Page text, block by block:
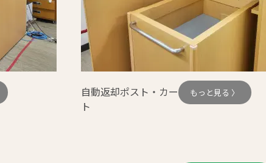
自動返却ポスト・カー
ト
もっと見る 〉